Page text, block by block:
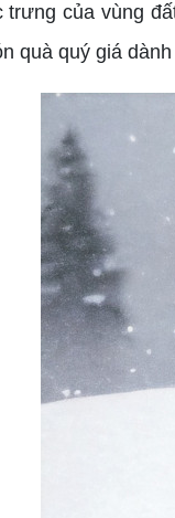
trưng của vùng
quà quý giá